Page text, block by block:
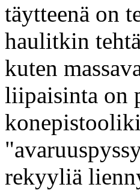
täytteenä on
haulitkin
kuten
liipaisinta on
rekyyliä